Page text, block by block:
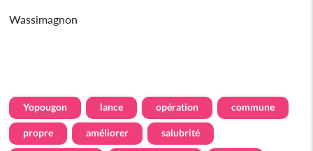
Wassimagnon
Yopougon lance opération commune
propre améliorer salubrité